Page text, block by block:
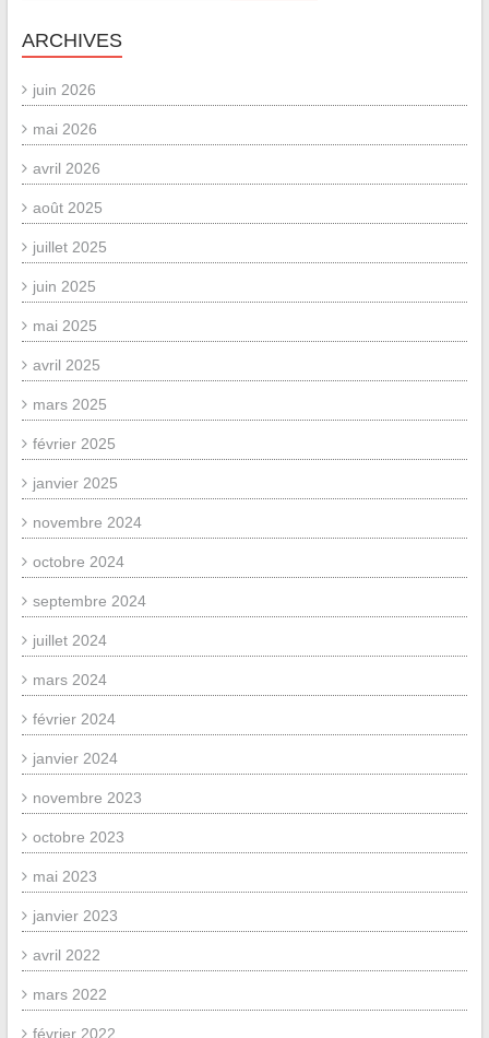
ARCHIVES
juin 2026
mai 2026
avril 2026
août 2025
juillet 2025
juin 2025
mai 2025
avril 2025
mars 2025
février 2025
janvier 2025
novembre 2024
octobre 2024
septembre 2024
juillet 2024
mars 2024
février 2024
janvier 2024
novembre 2023
octobre 2023
mai 2023
janvier 2023
avril 2022
mars 2022
février 2022